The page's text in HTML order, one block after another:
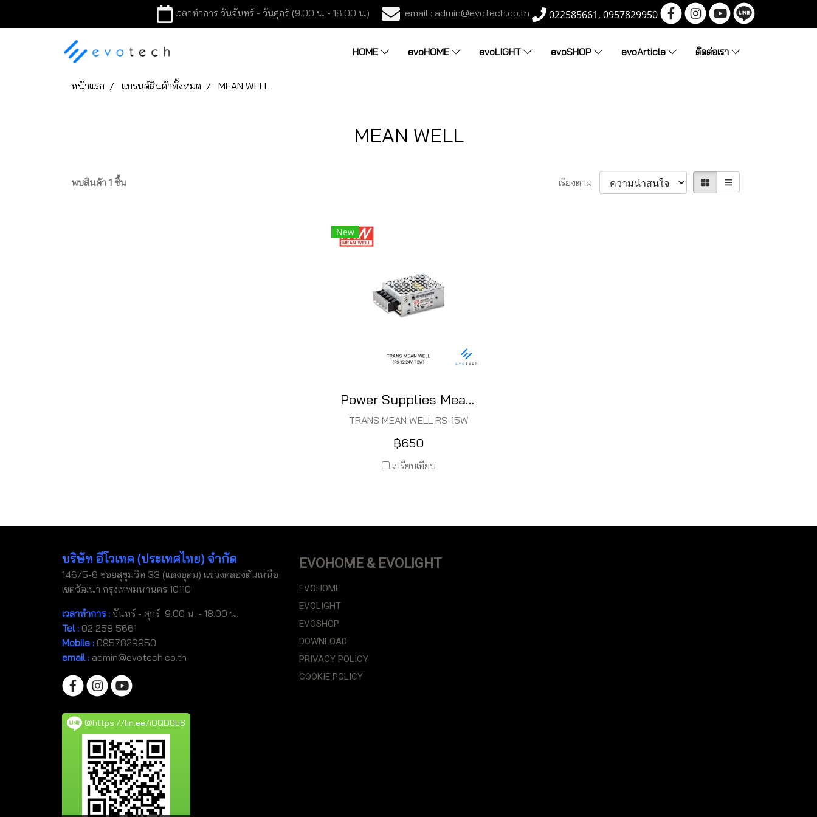
เวลาทำการ วันจันทร์ - วันศุกร์ (9.00 น. - 18.00 น.) email : admin@evotech.co.th 022585661, 0957829950
HOME evoHOME evoLIGHT evoSHOP evoArticle ติดต่อเรา
หน้าแรก แบรนด์สินค้าทั้งหมด MEAN WELL
MEAN WELL
พบสินค้า 1 ชิ้น เรียงตาม
New
Power Supplies Mean Well 15W
TRANS MEAN WELL RS-15W
฿650
เปรียบเทียบ
บริษัท อีโวเทค (ประเทศไทย) จำกัด
146/5-6 ซอยสุขุมวิท 33 (แดงอุดม) แขวงคลองตันเหนือ
เขตวัฒนา กรุงเทพมหานคร 10110
เวลาทำการ : จันทร์ - ศุกร์ 9.00 น. - 18.00 น.
Tel : 02 258 5661
Mobile : 0957829950
email : admin@evotech.co.th
@https://lin.ee/iOQD0b6
EVOHOME & EVOLIGHT
EVOHOME
EVOLIGHT
EVOSHOP
DOWNLOAD
PRIVACY POLICY
COOKIE POLICY